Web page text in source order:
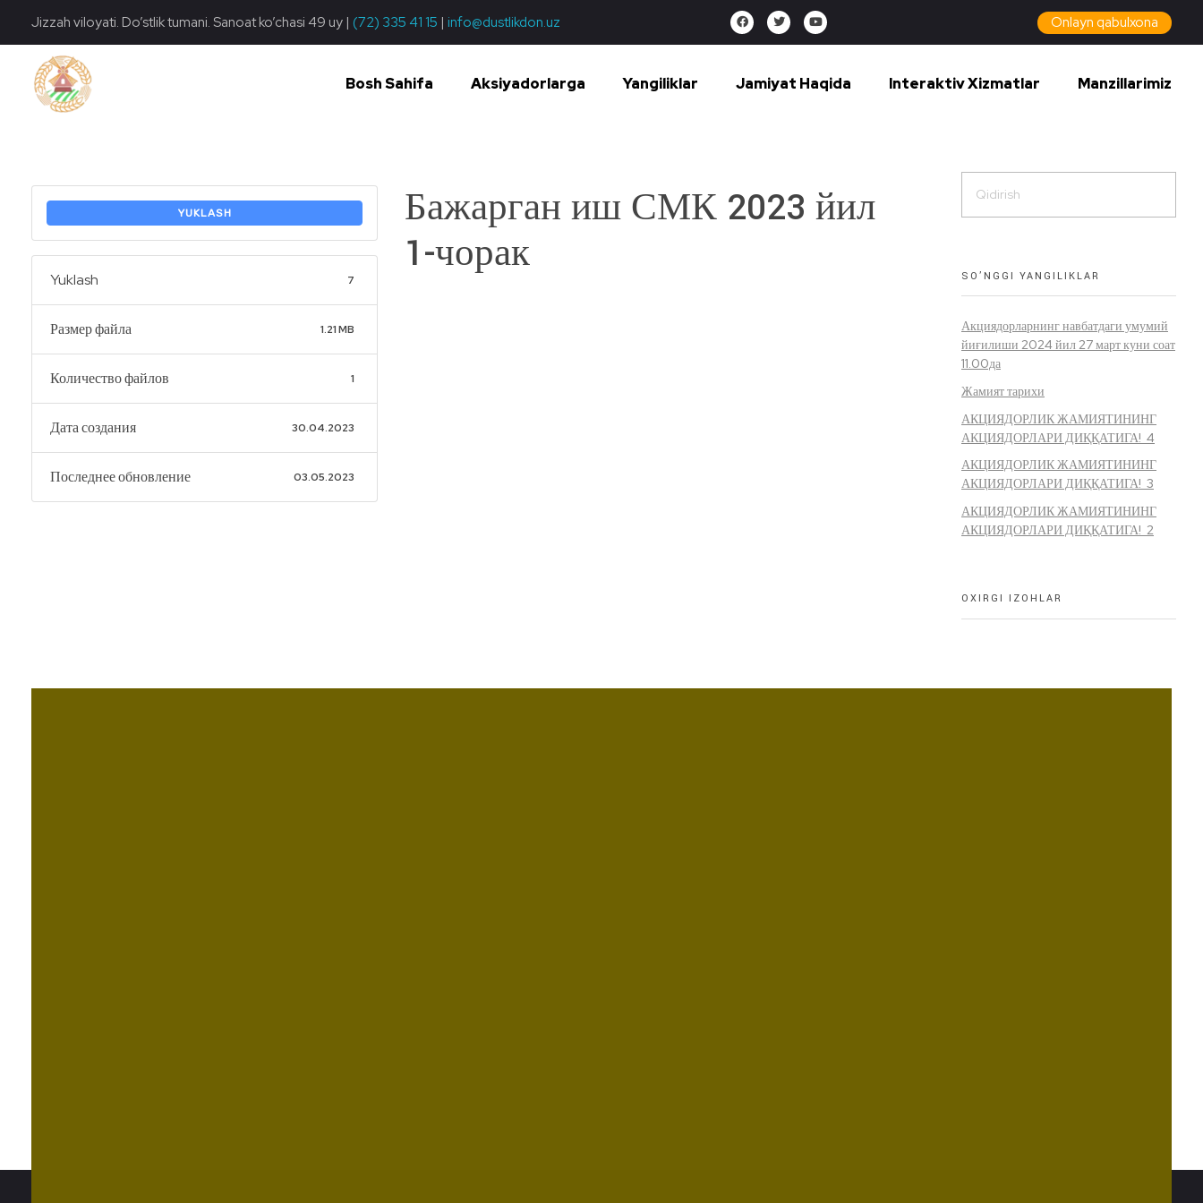
Jizzah viloyati. Do’stlik tumani. Sanoat ko’chasi 49 uy | (72) 335 41 15 | info@dustlikdon.uz Onlayn qabulxona
Bosh Sahifa Aksiyadorlarga Yangiliklar Jamiyat Haqida Interaktiv Xizmatlar Manzillarimiz
YUKLASH
Yuklash 7
Размер файла 1.21 MB
Количество файлов 1
Дата создания 30.04.2023
Последнее обновление 03.05.2023
Бажарган иш СМК 2023 йил
1-чорак
SO’NGGI YANGILIKLAR
Акциядорларнинг навбатдаги умумий
йиғилиши 2024 йил 27 март куни соат
11.00да
Жамият тарихи
АКЦИЯДОРЛИК ЖАМИЯТИНИНГ
АКЦИЯДОРЛАРИ ДИҚҚАТИГА! 4
АКЦИЯДОРЛИК ЖАМИЯТИНИНГ
АКЦИЯДОРЛАРИ ДИҚҚАТИГА! 3
АКЦИЯДОРЛИК ЖАМИЯТИНИНГ
АКЦИЯДОРЛАРИ ДИҚҚАТИГА! 2
OXIRGI IZOHLAR